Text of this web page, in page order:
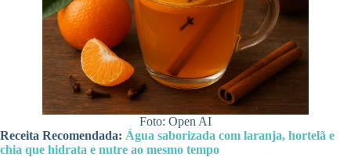
Foto: Open AI
Receita Recomendada: Água saborizada com laranja, hortelã e
chia que hidrata e nutre ao mesmo tempo